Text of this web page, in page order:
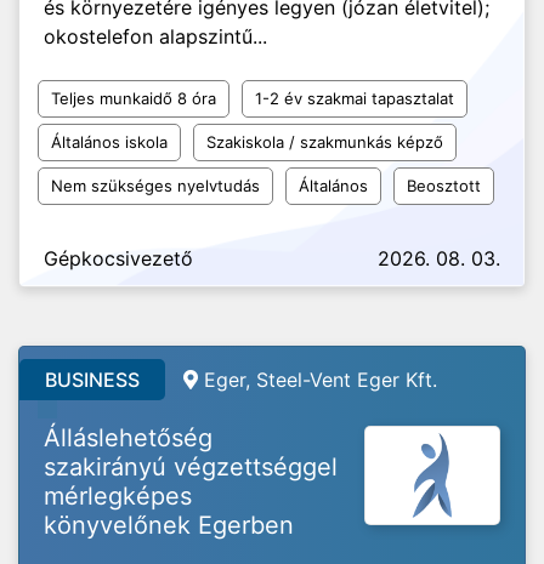
és környezetére igényes legyen (józan életvitel);
okostelefon alapszintű...
Teljes munkaidő 8 óra 1-2 év szakmai tapasztalat
Általános iskola Szakiskola / szakmunkás képző
Nem szükséges nyelvtudás Általános Beosztott
Gépkocsivezető 2026. 08. 03.
BUSINESS Eger, Steel-Vent Eger Kft.
Álláslehetőség
szakirányú végzettséggel
mérlegképes
könyvelőnek Egerben